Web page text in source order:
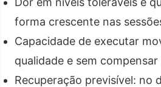
forma crescente nas
Capacidade de executar
qualidade e sem
Recuperação previsível: no